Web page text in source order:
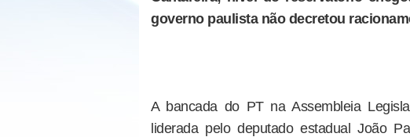
governo paulista não decretou
A bancada do PT na Assembleia
liderada pelo deputado estadual João